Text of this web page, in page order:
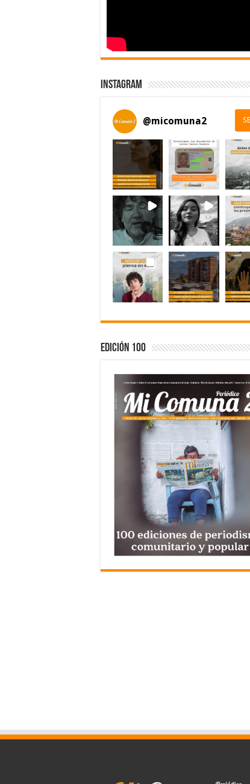
Instagram
@micomuna2
Edición 100